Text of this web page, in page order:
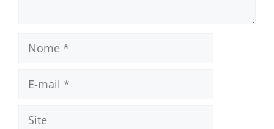
mail
Site